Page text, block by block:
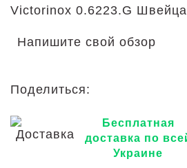
Victorinox 0.6223.G
Напишите свой обзор
Поделиться:
Бесплатная
доставка по
Украине